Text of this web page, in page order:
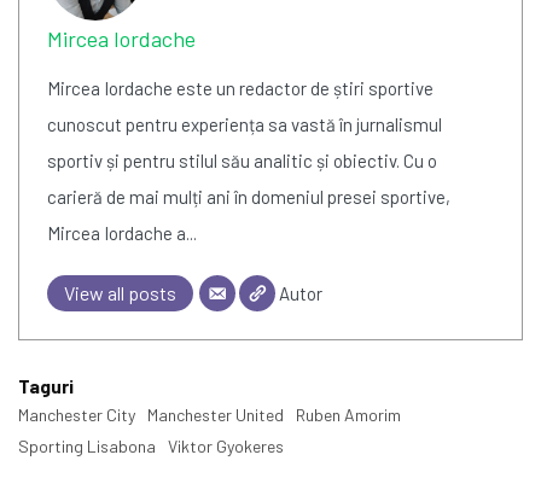
Mircea Iordache
Mircea Iordache este un redactor de știri sportive
cunoscut pentru experiența sa vastă în jurnalismul
sportiv și pentru stilul său analitic și obiectiv. Cu o
carieră de mai mulți ani în domeniul presei sportive,
Mircea Iordache a...
View all posts Autor
Taguri
Manchester City Manchester United
Ruben Amorim
Sporting Lisabona
Viktor Gyokeres